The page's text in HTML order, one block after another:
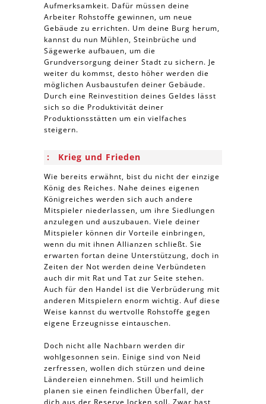
Aufmerksamkeit. Dafür müssen deine
Arbeiter Rohstoffe gewinnen, um neue
Gebäude zu errichten. Um deine Burg herum,
kannst du nun Mühlen, Steinbrüche und
Sägewerke aufbauen, um die
Grundversorgung deiner Stadt zu sichern. Je
weiter du kommst, desto höher werden die
möglichen Ausbaustufen deiner Gebäude.
Durch eine Reinvestition deines Geldes lässt
sich so die Produktivität deiner
Produktionsstätten um ein vielfaches
steigern.
Krieg und Frieden
Wie bereits erwähnt, bist du nicht der einzige
König des Reiches. Nahe deines eigenen
Königreiches werden sich auch andere
Mitspieler niederlassen, um ihre Siedlungen
anzulegen und auszubauen. Viele deiner
Mitspieler können dir Vorteile einbringen,
wenn du mit ihnen Allianzen schließt. Sie
erwarten fortan deine Unterstützung, doch in
Zeiten der Not werden deine Verbündeten
auch dir mit Rat und Tat zur Seite stehen.
Auch für den Handel ist die Verbrüderung mit
anderen Mitspielern enorm wichtig. Auf diese
Weise kannst du wertvolle Rohstoffe gegen
eigene Erzeugnisse eintauschen.
Doch nicht alle Nachbarn werden dir
wohlgesonnen sein. Einige sind von Neid
zerfressen, wollen dich stürzen und deine
Ländereien einnehmen. Still und heimlich
planen sie einen feindlichen Überfall, der
dich aus der Reserve locken soll. Zwar hast